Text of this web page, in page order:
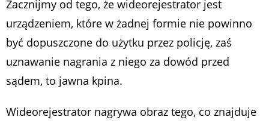
Zacznijmy od tego, że wideorejestrator jest
urządzeniem, które w żadnej formie nie powinno
być dopuszczone do użytku przez policję, zaś
uznawanie nagrania z niego za dowód przed
sądem, to jawna kpina.
Wideorejestrator nagrywa obraz tego, co znajduje